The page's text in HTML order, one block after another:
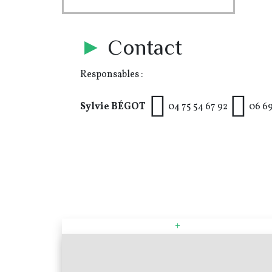
► Contact
Responsables :
Sylvie BÉGOT 04 75 54 67 92 06
+